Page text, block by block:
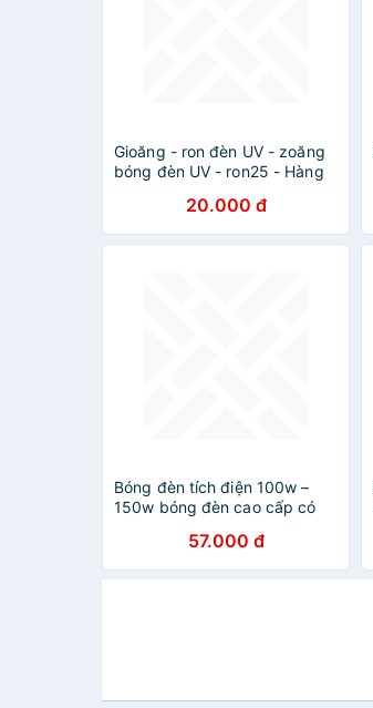
Gioăng - ron đèn UV - zoăng
bóng đèn UV - ron25 - Hàng
20.000 đ
Bóng đèn tích điện 100w –
150w bóng đèn cao cấp có
57.000 đ